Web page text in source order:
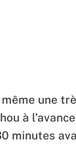
même une
à
minutes